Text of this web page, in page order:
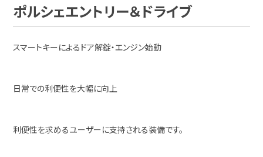
ポルシェエントリー＆ドライブ
スマートキーによるドア解錠・エンジン始動
日常での利便性を大幅に向上
利便性を求めるユーザーに支持される装備です。